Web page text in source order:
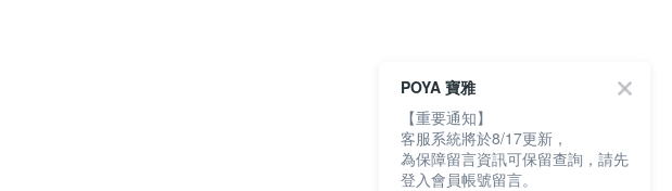
POYA 寶雅
【重要通知】
客服系統將於8/17更新，
為保障留言資訊可保留查詢，請先
登入會員帳號留言。